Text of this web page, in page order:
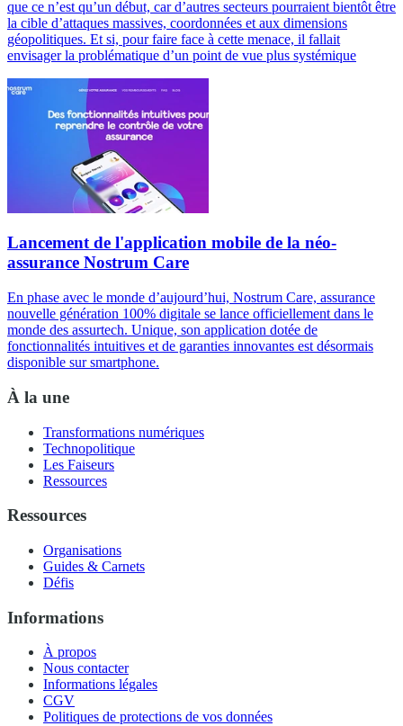
que ce n’est qu’un début, car d’autres secteurs pourraient bientôt être
la cible d’attaques massives, coordonnées et aux dimensions
géopolitiques. Et si, pour faire face à cette menace, il fallait
envisager la problématique d’un point de vue plus systémique
Lancement de l'application mobile de la néo-
assurance Nostrum Care
En phase avec le monde d’aujourd’hui, Nostrum Care, assurance
nouvelle génération 100% digitale se lance officiellement dans le
monde des assurtech. Unique, son application dotée de
fonctionnalités intuitives et de garanties innovantes est désormais
disponible sur smartphone.
À la une
Transformations numériques
Technopolitique
Les Faiseurs
Ressources
Ressources
Organisations
Guides & Carnets
Défis
Informations
À propos
Nous contacter
Informations légales
CGV
Politiques de protections de vos données